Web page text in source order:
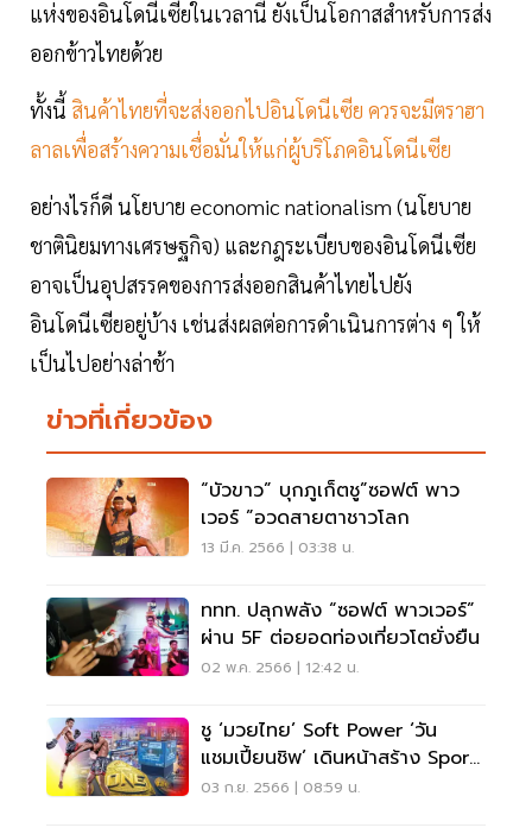
แห่งของอินโดนีเซียในเวลานี้ ยังเป็นโอกาสสำหรับการส่ง
ออกข้าวไทยด้วย
ทั้งนี้ สินค้าไทยที่จะส่งออกไปอินโดนีเซีย ควรจะมีตราฮา
ลาลเพื่อสร้างความเชื่อมั่นให้แก่ผู้บริโภคอินโดนีเซีย
อย่างไรก็ดี นโยบาย economic nationalism (นโยบาย
ชาตินิยมทางเศรษฐกิจ) และกฎระเบียบของอินโดนีเซีย
อาจเป็นอุปสรรคของการส่งออกสินค้าไทยไปยัง
อินโดนีเซียอยู่บ้าง เช่นส่งผลต่อการดำเนินการต่าง ๆ ให้
เป็นไปอย่างล่าช้า
ข่าวที่เกี่ยวข้อง
“บัวขาว” บุกภูเก็ตชู”ซอฟต์ พาว
เวอร์ ”อวดสายตาชาวโลก
13 มี.ค. 2566 | 03:38 น.
ททท. ปลุกพลัง “ซอฟต์ พาวเวอร์”
ผ่าน 5F ต่อยอดท่องเที่ยวโตยั่งยืน
02 พ.ค. 2566 | 12:42 น.
ชู ‘มวยไทย’ Soft Power ‘วัน
แชมเปี้ยนชิพ’ เดินหน้าสร้าง Sport
Entertainment
03 ก.ย. 2566 | 08:59 น.